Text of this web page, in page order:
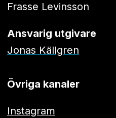
Frasse Levinsson
Ansvarig utgivare
Jonas Källgren
Övriga kanaler
Instagram